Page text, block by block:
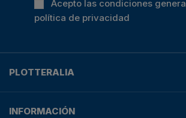
Acepto las condiciones
política de privacidad
PLOTTERALIA
INFORMACIÓN